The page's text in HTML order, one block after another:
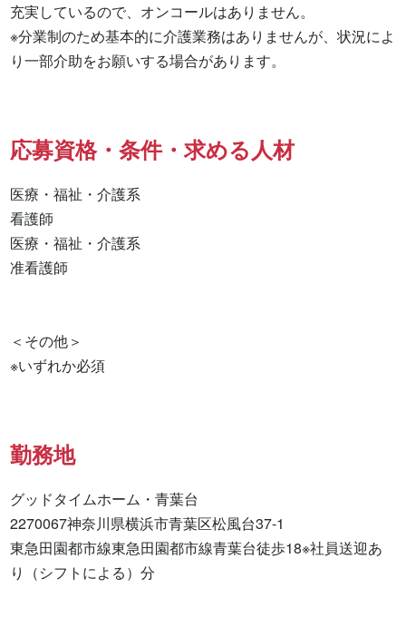
充実しているので、オンコールはありません。
※分業制のため基本的に介護業務はありませんが、状況によ
り一部介助をお願いする場合があります。
応募資格・条件・求める人材
医療・福祉・介護系
看護師
医療・福祉・介護系
准看護師
＜その他＞
※いずれか必須
勤務地
グッドタイムホーム・青葉台
2270067神奈川県横浜市青葉区松風台37-1
東急田園都市線東急田園都市線青葉台徒歩18※社員送迎あ
り（シフトによる）分